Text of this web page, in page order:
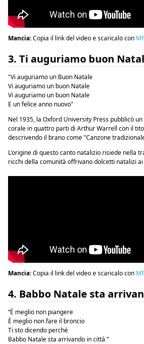
Mancia:Copia il link del video e scaricalo con
3. Ti auguriamo buon
"Vi auguriamo un Buon Natale
Vi auguriamo un buon Natale
Vi auguriamo un buon Natale
E un felice anno nuovo"
Nel 1935, la Oxford University Press pubblicò
corale in quattro parti di Arthur Warrell con il
descrivendo il brano come "Canzone
L'origine di questo canto natalizio risiede nella
ricchi della comunità offrivano dolcetti natalizi
Mancia:Copia il link del video e scaricalo con
4. Babbo Natale sta
“È meglio non piangere
È meglio non fare il broncio
Ti sto dicendo perché
Babbo Natale sta arrivando in città ”